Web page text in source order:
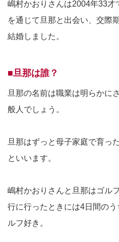
嶋村かおりさんは2004年33才
を通じて旦那と出会い、交際
結婚しました。
■旦那は誰？
旦那の名前は職業は明らかに
般人でしょう。
旦那はずっと母子家庭で育っ
といいます。
嶋村かおりさんと旦那はゴル
行に行ったときには4日間の
ルフ好き。